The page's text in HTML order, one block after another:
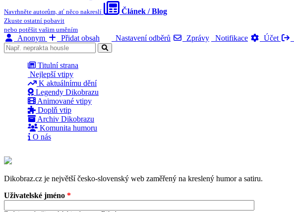
Navrhněte autorům, ať něco nakreslí Článek / Blog
Zkuste ostatní pobavit
nebo potěšit vašim uměním
Anonym Přidat obsah Nastavení odběrů Zprávy Notifikace Účet
Titulní strana
Nejlepší vtipy
K aktuálnímu dění
Legendy Dikobrazu
Animované vtipy
Doplň vtip
Archiv Dikobrazu
Komunita humoru
O nás
Dikobraz.cz je největší česko-slovenský web zaměřený na kreslený humor a satiru.
Uživatelské jméno *